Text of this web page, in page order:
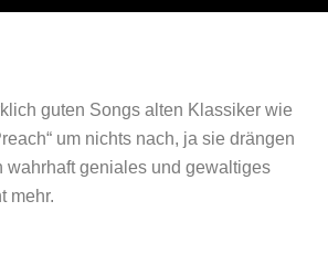
guten Songs alten Klassiker wie
um nichts nach, ja sie drängen
wahrhaft geniales und gewaltiges
mehr.